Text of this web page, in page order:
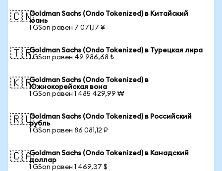
🇨🇳Goldman Sachs (Ondo Tokenized) в Китайский
юань
1 GSon равен 7 071,17 ¥
🇹🇷Goldman Sachs (Ondo Tokenized) в Турецкая лира
1 GSon равен 49 986,68 ₺
🇰🇷Goldman Sachs (Ondo Tokenized) в
Южнокорейская вона
1 GSon равен 1 485 429,99 ₩
🇷🇺Goldman Sachs (Ondo Tokenized) в Российский
рубль
1 GSon равен 86 081,12 ₽
🇨🇦Goldman Sachs (Ondo Tokenized) в Канадский
доллар
1 GSon равен 1 469,37 $